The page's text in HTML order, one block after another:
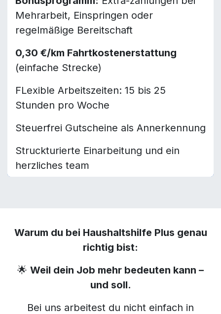
Mehrarbeit, Einspringen oder
regelmäßige Bereitschaft
0,30 €/km Fahrtkostenerstattung
(einfache Strecke)
FLexible Arbeitszeiten: 15 bis 25
Stunden pro Woche
Steuerfrei Gutscheine als Annerkennung
Struckturierte Einarbeitung und ein
herzliches team
Warum du bei Haushaltshilfe Plus genau
richtig bist:
🌟 Weil dein Job mehr bedeuten kann –
und soll.
Bei uns arbeitest du nicht einfach in